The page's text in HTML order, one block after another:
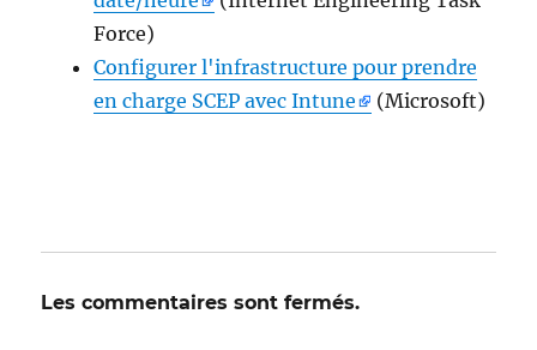
Force)
Configurer l'infrastructure pour prendre
en charge SCEP avec Intune
(Microsoft)
Les commentaires sont fermés.